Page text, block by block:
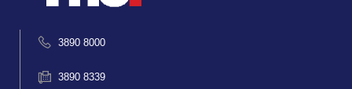
3890 8000
3890 8339